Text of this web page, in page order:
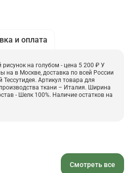
и оплата
на голубом - цена 5 200 ₽ У
на в Москве, доставка по всей России
Тессутидея. Артикул товара для
ткани – Италия. Ширина
- Шелк 100%. Наличие остатков на
Смотреть все